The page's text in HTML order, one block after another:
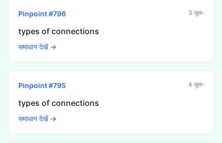
Pinpoint #796 5 जुल॰
types of connections
समाधान देखें →
Pinpoint #795 4 जुल॰
types of connections
समाधान देखें →